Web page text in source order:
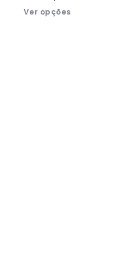
Ver opções